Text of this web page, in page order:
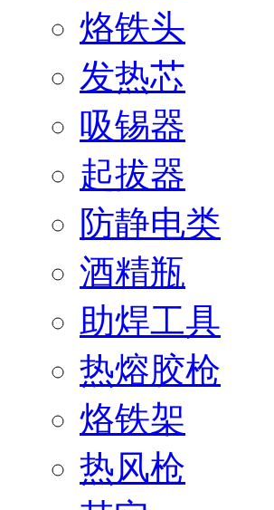
烙铁头
发热芯
吸锡器
起拔器
防静电类
酒精瓶
助焊工具
热熔胶枪
烙铁架
热风枪